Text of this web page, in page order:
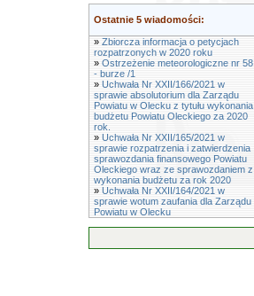
Ostatnie 5 wiadomości:
» Zbiorcza informacja o petycjach
rozpatrzonych w 2020 roku
» Ostrzeżenie meteorologiczne nr 58
- burze /1
» Uchwała Nr XXII/166/2021 w
sprawie absolutorium dla Zarządu
Powiatu w Olecku z tytułu wykonania
budżetu Powiatu Oleckiego za 2020
rok.
» Uchwała Nr XXII/165/2021 w
sprawie rozpatrzenia i zatwierdzenia
sprawozdania finansowego Powiatu
Oleckiego wraz ze sprawozdaniem z
wykonania budżetu za rok 2020
» Uchwała Nr XXII/164/2021 w
sprawie wotum zaufania dla Zarządu
Powiatu w Olecku